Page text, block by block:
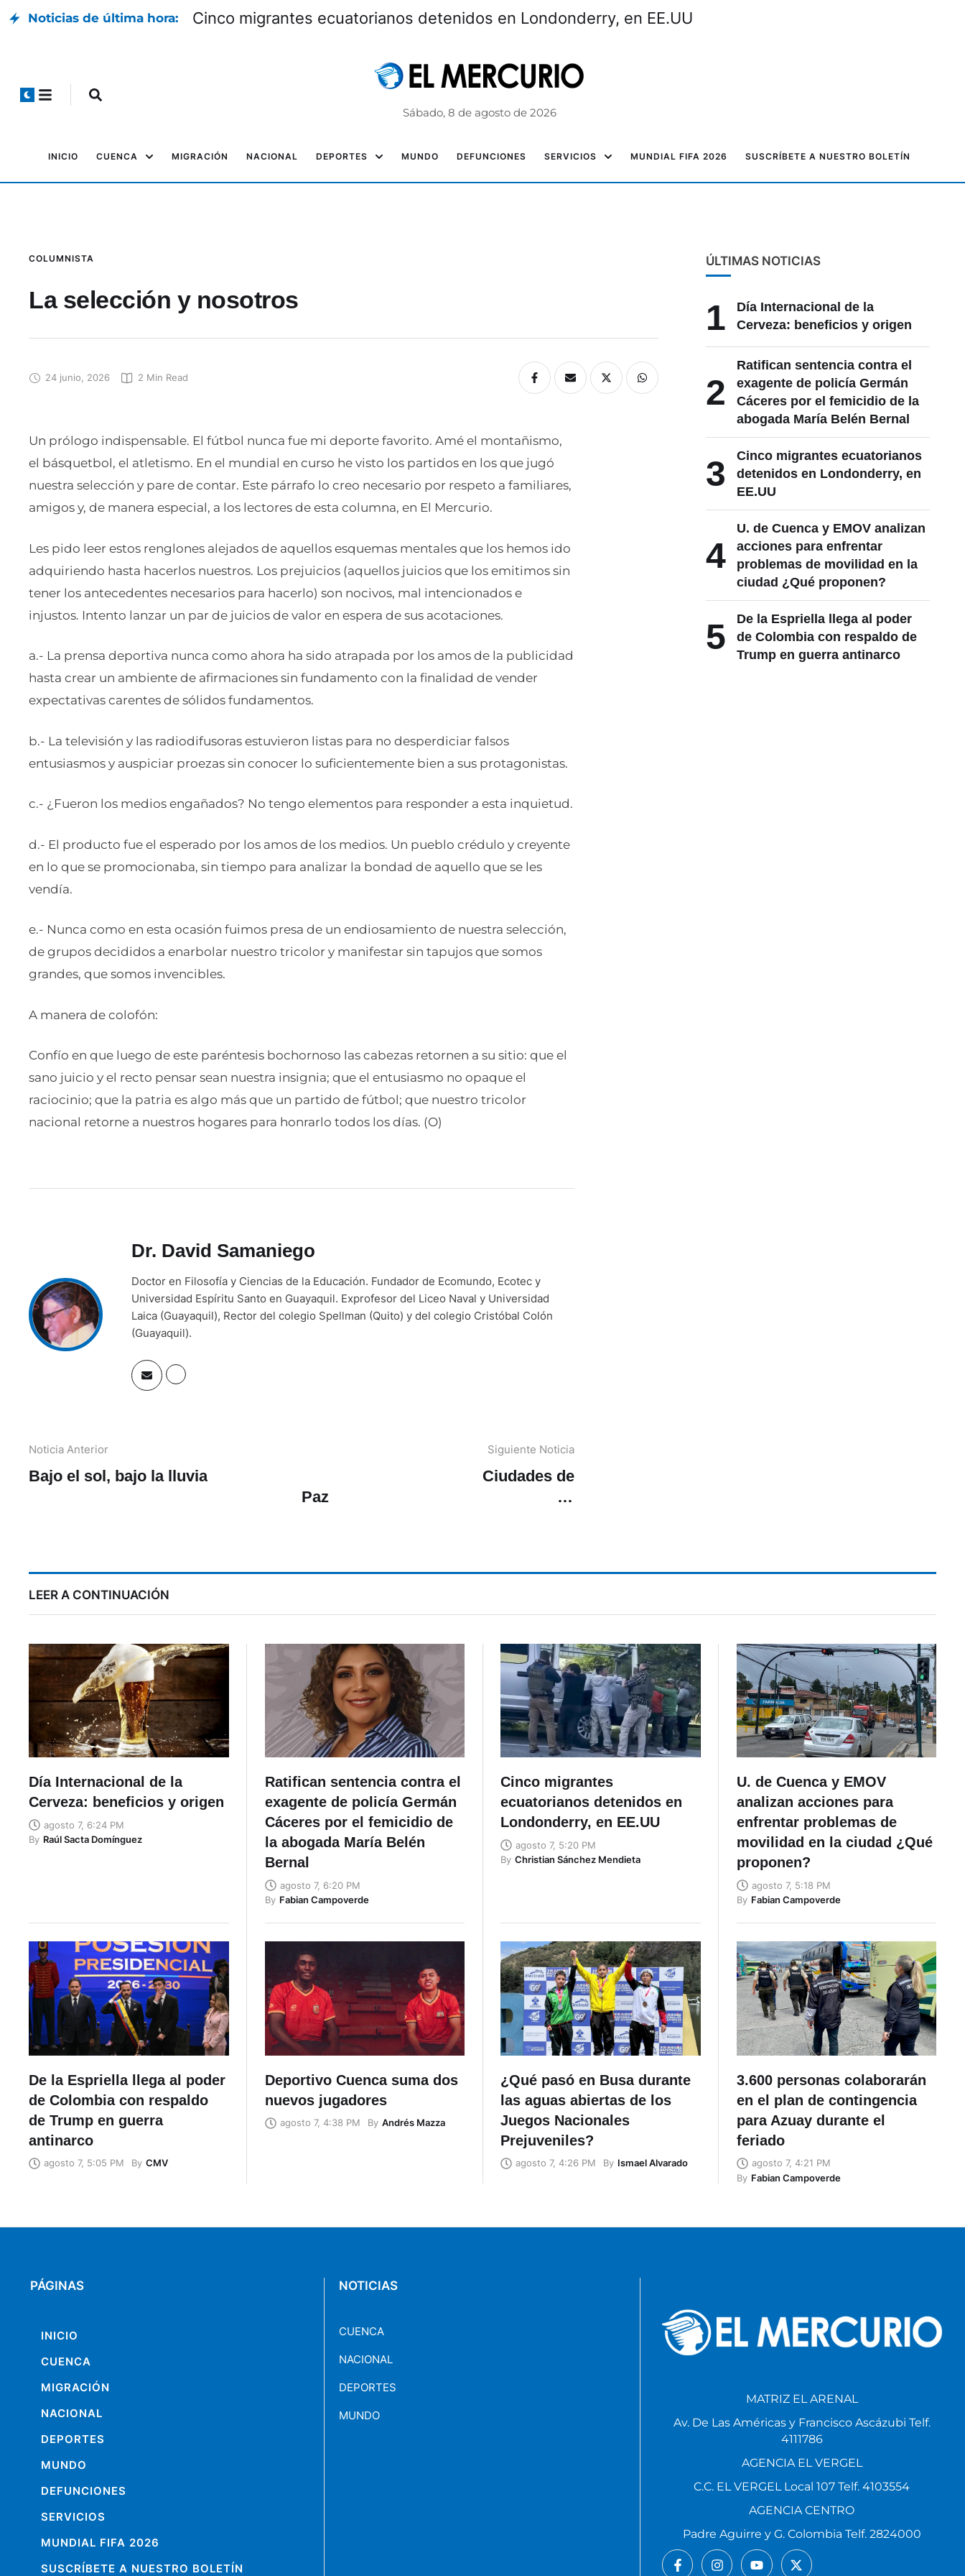
Noticias de última hora: Cinco migrantes ecuatorianos detenidos en Londonderry, en EE.UU
Sábado, 8 de agosto de 2026
INICIO CUENCA MIGRACIÓN NACIONAL DEPORTES MUNDO DEFUNCIONES SERVICIOS MUNDIAL FIFA 2026 SUSCRÍBETE A NUESTRO BOLETÍN
COLUMNISTA
La selección y nosotros
24 junio, 2026 2 Min Read
Un prólogo indispensable. El fútbol nunca fue mi deporte favorito. Amé el montañismo,
el básquetbol, el atletismo. En el mundial en curso he visto los partidos en los que jugó
nuestra selección y pare de contar. Este párrafo lo creo necesario por respeto a familiares,
amigos y, de manera especial, a los lectores de esta columna, en El Mercurio.
Les pido leer estos renglones alejados de aquellos esquemas mentales que los hemos ido
adquiriendo hasta hacerlos nuestros. Los prejuicios (aquellos juicios que los emitimos sin
tener los antecedentes necesarios para hacerlo) son nocivos, mal intencionados e
injustos. Intento lanzar un par de juicios de valor en espera de sus acotaciones.
a.- La prensa deportiva nunca como ahora ha sido atrapada por los amos de la publicidad
hasta crear un ambiente de afirmaciones sin fundamento con la finalidad de vender
expectativas carentes de sólidos fundamentos.
b.- La televisión y las radiodifusoras estuvieron listas para no desperdiciar falsos
entusiasmos y auspiciar proezas sin conocer lo suficientemente bien a sus protagonistas.
c.- ¿Fueron los medios engañados? No tengo elementos para responder a esta inquietud.
d.- El producto fue el esperado por los amos de los medios. Un pueblo crédulo y creyente
en lo que se promocionaba, sin tiempo para analizar la bondad de aquello que se les
vendía.
e.- Nunca como en esta ocasión fuimos presa de un endiosamiento de nuestra selección,
de grupos decididos a enarbolar nuestro tricolor y manifestar sin tapujos que somos
grandes, que somos invencibles.
A manera de colofón:
Confío en que luego de este paréntesis bochornoso las cabezas retornen a su sitio: que el
sano juicio y el recto pensar sean nuestra insignia; que el entusiasmo no opaque el
raciocinio; que la patria es algo más que un partido de fútbol; que nuestro tricolor
nacional retorne a nuestros hogares para honrarlo todos los días. (O)
Dr. David Samaniego
Doctor en Filosofía y Ciencias de la Educación. Fundador de Ecomundo, Ecotec y
Universidad Espíritu Santo en Guayaquil. Exprofesor del Liceo Naval y Universidad
Laica (Guayaquil), Rector del colegio Spellman (Quito) y del colegio Cristóbal Colón
(Guayaquil).
Noticia Anterior
Bajo el sol, bajo la lluvia
Siguiente Noticia
Ciudades de
Paz
ÚLTIMAS NOTICIAS
1
Día Internacional de la
Cerveza: beneficios y origen
2
Ratifican sentencia contra el
exagente de policía Germán
Cáceres por el femicidio de la
abogada María Belén Bernal
3
Cinco migrantes ecuatorianos
detenidos en Londonderry, en
EE.UU
4
U. de Cuenca y EMOV analizan
acciones para enfrentar
problemas de movilidad en la
ciudad ¿Qué proponen?
5
De la Espriella llega al poder
de Colombia con respaldo de
Trump en guerra antinarco
LEER A CONTINUACIÓN
Día Internacional de la
Cerveza: beneficios y origen
agosto 7, 6:24 PM
By Raúl Sacta Domínguez
Ratifican sentencia contra el
exagente de policía Germán
Cáceres por el femicidio de
la abogada María Belén
Bernal
agosto 7, 6:20 PM
By Fabian Campoverde
Cinco migrantes
ecuatorianos detenidos en
Londonderry, en EE.UU
agosto 7, 5:20 PM
By Christian Sánchez Mendieta
U. de Cuenca y EMOV
analizan acciones para
enfrentar problemas de
movilidad en la ciudad ¿Qué
proponen?
agosto 7, 5:18 PM
By Fabian Campoverde
De la Espriella llega al poder
de Colombia con respaldo
de Trump en guerra
antinarco
agosto 7, 5:05 PM By CMV
Deportivo Cuenca suma dos
nuevos jugadores
agosto 7, 4:38 PM By Andrés Mazza
¿Qué pasó en Busa durante
las aguas abiertas de los
Juegos Nacionales
Prejuveniles?
agosto 7, 4:26 PM By Ismael Alvarado
3.600 personas colaborarán
en el plan de contingencia
para Azuay durante el
feriado
agosto 7, 4:21 PM
By Fabian Campoverde
PÁGINAS
INICIO
CUENCA
MIGRACIÓN
NACIONAL
DEPORTES
MUNDO
DEFUNCIONES
SERVICIOS
MUNDIAL FIFA 2026
SUSCRÍBETE A NUESTRO BOLETÍN
NOTICIAS
CUENCA
NACIONAL
DEPORTES
MUNDO
MATRIZ EL ARENAL
Av. De Las Américas y Francisco Ascázubi Telf.
4111786
AGENCIA EL VERGEL
C.C. EL VERGEL Local 107 Telf. 4103554
AGENCIA CENTRO
Padre Aguirre y G. Colombia Telf. 2824000